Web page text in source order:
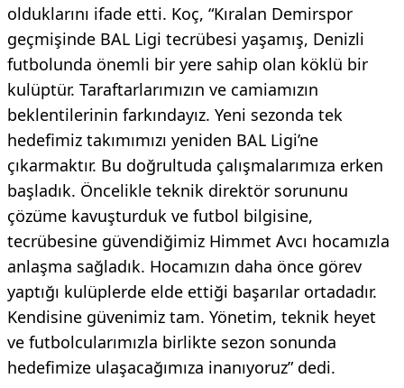
olduklarını ifade etti. Koç, “Kıralan Demirspor
geçmişinde BAL Ligi tecrübesi yaşamış, Denizli
futbolunda önemli bir yere sahip olan köklü bir
kulüptür. Taraftarlarımızın ve camiamızın
beklentilerinin farkındayız. Yeni sezonda tek
hedefimiz takımımızı yeniden BAL Ligi’ne
çıkarmaktır. Bu doğrultuda çalışmalarımıza erken
başladık. Öncelikle teknik direktör sorununu
çözüme kavuşturduk ve futbol bilgisine,
tecrübesine güvendiğimiz Himmet Avcı hocamızla
anlaşma sağladık. Hocamızın daha önce görev
yaptığı kulüplerde elde ettiği başarılar ortadadır.
Kendisine güvenimiz tam. Yönetim, teknik heyet
ve futbolcularımızla birlikte sezon sonunda
hedefimize ulaşacağımıza inanıyoruz” dedi.